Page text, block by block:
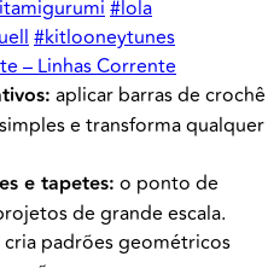
#lola
#kitlooneytunes
– Linhas Corrente
aplicar barras de crochê
e transforma qualquer
e tapetes: o ponto de
de grande escala.
padrões geométricos